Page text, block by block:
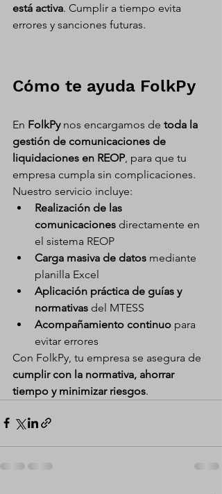
está activa. Cumplir a tiempo evita
errores y sanciones futuras.
Cómo te ayuda FolkPy
En FolkPy nos encargamos de toda la
gestión de comunicaciones de
liquidaciones en REOP , para que tu
empresa cumpla sin complicaciones.
Nuestro servicio incluye:
Realización de las
comunicaciones directamente en
el sistema REOP
Carga masiva de datos mediante
planilla Excel
Aplicación práctica de guías y
normativas del MTESS
Acompañamiento continuo para
evitar errores
Con FolkPy, tu empresa se asegura de
cumplir con la normativa, ahorrar
tiempo y minimizar riesgos.